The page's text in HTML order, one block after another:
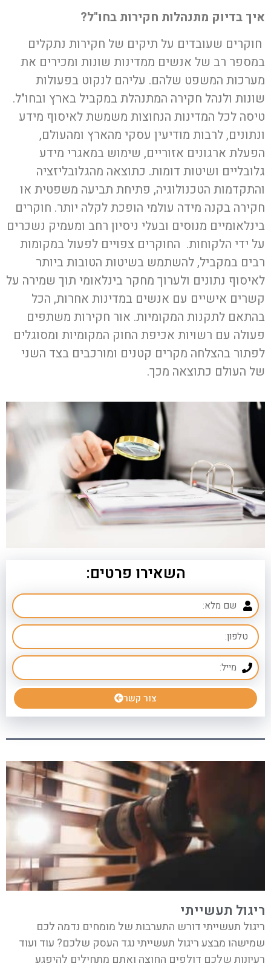
איך בדיוק מתנהלות חקירות בחו"ל?
חוקרים שעובדים על תיקים של חקירות נתקלים
במספר רב של אנשים ממדינות שונות ומכירים את
מערכות המשפט שלהם. עליהם לנקוט בפעולות
שונות ולנהל חקירה המתנהלת במקביל בארץ ובחו"ל.
טיסה לכל המדינות הנחוצות משמשת לאיסוף מידע
ונתונים, לרבות מודיעין עסקי מהארץ ומהעולם,
הפעלת ארגונים אזוריים, שימוש במאגרי מידע
גלובליים ושיטות דומות. כתוצאה מהגלובליזציה
והתקדמות הטכנולוגיה, פתיחת תביעה משפטית או
חקירה בקנה מידה עולמי הופכת לקלה יותר. חוקרים
בינלאומיים מנוסים ובעלי ניסיון רחב ומעמיק נשכרים
על ידי הלקוחות. החוקרים צפויים לפעול במקומות
רבים במקביל, להשתמש בשיטות הטובות ביותר
לאיסוף נתונים ולערוך מחקר בינלאומי תוך שמירה על
קשרים אישיים עם אנשים במדינות אחרות, הכל
בהתאם לתקנות המקומיות. אור חקירות משתפים
פעולה עם רשויות אכיפת החוק המקומיות ומסוגלים
לפתור בהצלחה מקרים קטנים ומורכבים בצד השני
של העולם כתוצאה מכך.
השאירו פרטים:
צור קשר
ריגול תעשייתי
ריגול תעשייתי דורש התערבות של מומחים נדמה לכם
שמישהו מבצע ריגול תעשייתי נגד העסק שלכם? עוד ועוד
רעיונות שלכם דולפים החוצה ואתם מתחילים להיפגע